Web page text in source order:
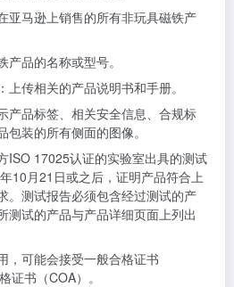
亚马逊上销售的所有非玩具磁铁产
产品的名称或型号。
：上传相关的产品说明书和手册。
产品标签、相关安全信息、合规标
装的所有侧面的图像。
ISO 17025认证的实验室出具的测试
10月21日或之后，证明产品符合上
。测试报告必须包含经过测试的产
测试的产品与产品详细页面上列出
，可能会接受一般合格证书
证书（COA）。